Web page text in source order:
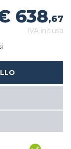
638,67
IVA inclusa